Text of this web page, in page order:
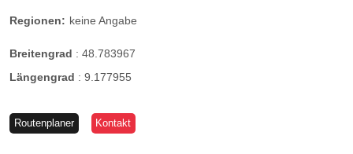
Regionen: keine Angabe
Breitengrad : 48.783967
Längengrad : 9.177955
Routenplaner Kontakt